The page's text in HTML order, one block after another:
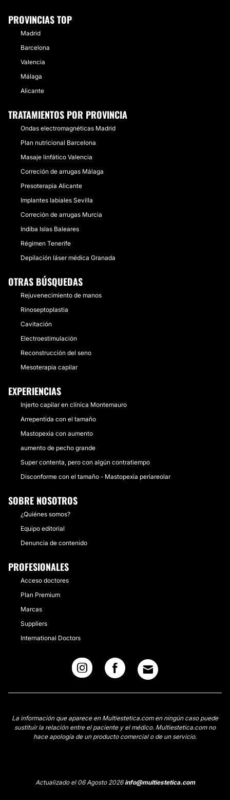
PROVINCIAS TOP
Madrid
Barcelona
Valencia
Málaga
Alicante
TRATAMIENTOS POR PROVINCIA
Ondas electromagnéticas Madrid
Plan nutricional Barcelona
Masaje linfático Valencia
Correción de arrugas Málaga
Presoterapia Alicante
Implantes labiales Sevilla
Correción de arrugas Murcia
Indiba Islas Baleares
Régimen Tenerife
Depilación láser médica Granada
OTRAS BÚSQUEDAS
Rejuvenecimiento de manos
Rinoseptoplastia
Cavitación
Electroestimulación
Reconstrucción del seno
Mesoterapia capilar
EXPERIENCIAS
Injerto capilar en clínica Montemauro
Arrepentida con el tamaño
Mastopexia con aumento
aumento de pecho grande
Super contenta, pero con algún contratiempo
Disconforme con el tamaño - Mastopexia periareolar
SOBRE NOSOTROS
¿Quiénes somos?
Equipo editorial
Denuncia de contenido
PROFESIONALES
Acceso doctores
Plan Premium
Marcas
Suppliers
International Doctors
La información que aparece en Multiestetica.com en ningún caso puede
sustituir la relación entre el paciente y el médico. Multiestetica.com no
hace apología de un producto comercial o de un servicio.
Actualizado el 06 Agosto 2026info@multiestetica.com